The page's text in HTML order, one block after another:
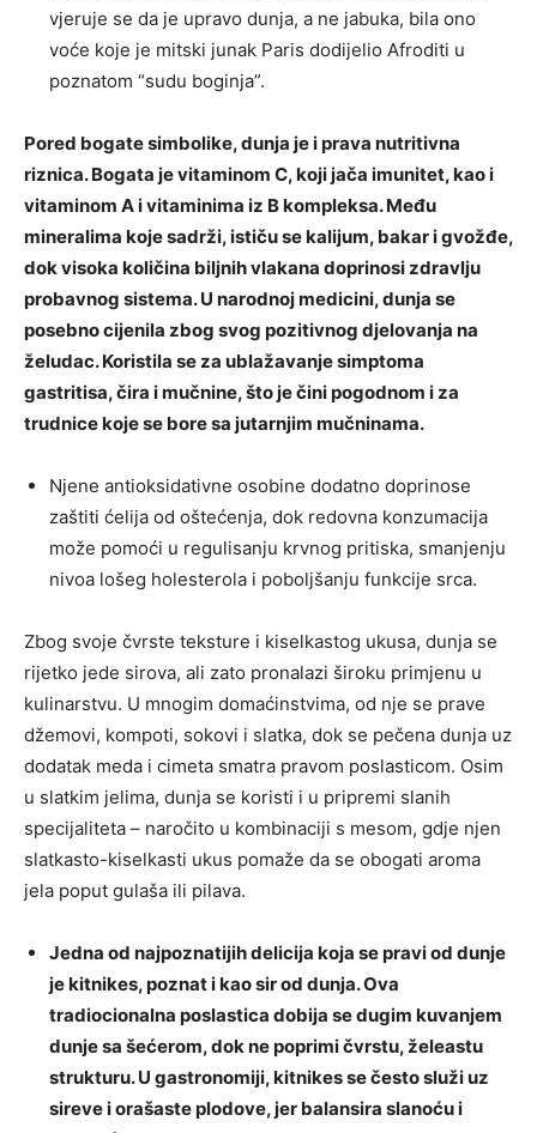
vjeruje se da je upravo dunja, a ne jabuka, bila ono
voće koje je mitski junak Paris dodijelio Afroditi u
poznatom “sudu boginja”.
Pored bogate simbolike, dunja je i prava nutritivna
riznica. Bogata je vitaminom C, koji jača imunitet, kao i
vitaminom A i vitaminima iz B kompleksa. Među
mineralima koje sadrži, ističu se kalijum, bakar i gvožđe,
dok visoka količina biljnih vlakana doprinosi zdravlju
probavnog sistema. U narodnoj medicini, dunja se
posebno cijenila zbog svog pozitivnog djelovanja na
želudac. Koristila se za ublažavanje simptoma
gastritisa, čira i mučnine, što je čini pogodnom i za
trudnice koje se bore sa jutarnjim mučninama.
Njene antioksidativne osobine dodatno doprinose
zaštiti ćelija od oštećenja, dok redovna konzumacija
može pomoći u regulisanju krvnog pritiska, smanjenju
nivoa lošeg holesterola i poboljšanju funkcije srca.
Zbog svoje čvrste teksture i kiselkastog ukusa, dunja se
rijetko jede sirova, ali zato pronalazi široku primjenu u
kulinarstvu. U mnogim domaćinstvima, od nje se prave
džemovi, kompoti, sokovi i slatka, dok se pečena dunja uz
dodatak meda i cimeta smatra pravom poslasticom. Osim
u slatkim jelima, dunja se koristi i u pripremi slanih
specijaliteta – naročito u kombinaciji s mesom, gdje njen
slatkasto-kiselkasti ukus pomaže da se obogati aroma
jela poput gulaša ili pilava.
Jedna od najpoznatijih delicija koja se pravi od dunje
je kitnikes, poznat i kao sir od dunja. Ova
tradiocionalna poslastica dobija se dugim kuvanjem
dunje sa šećerom, dok ne poprimi čvrstu, želeastu
strukturu. U gastronomiji, kitnikes se često služi uz
sireve i orašaste plodove, jer balansira slanoću i